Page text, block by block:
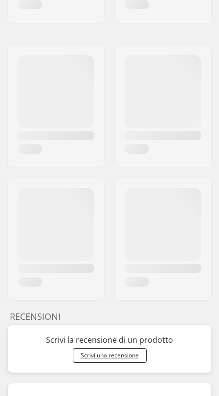
RECENSIONI
Scrivi la recensione di un prodotto
Scrivi una recensione